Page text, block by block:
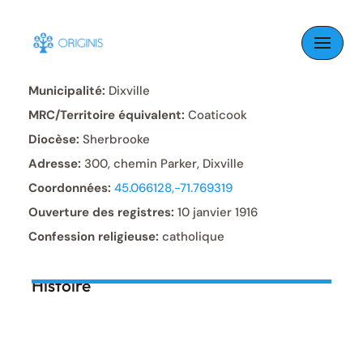
Skip
content
Municipalité: Dixville
MRC/Territoire équivalent: Coaticook
Diocèse: Sherbrooke
Adresse: 300, chemin Parker, Dixville
Coordonnées: 45.066128,-71.769319
Ouverture des registres: 10 janvier 1916
Confession religieuse: catholique
Histoire